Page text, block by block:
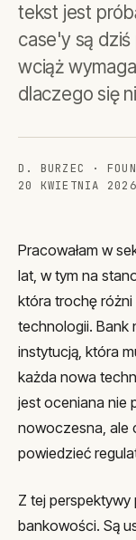
tekst jest
case'y są dziś
wciąż
dlaczego się
D. BURZEC ·
20 KWIETNIA 2026
Pracowałam w
lat, w tym na
która trochę
technologii. Bank
instytucją, która
każda nowa
jest oceniana nie
nowoczesna, ale
powiedzieć
Z tej
bankowości. Są